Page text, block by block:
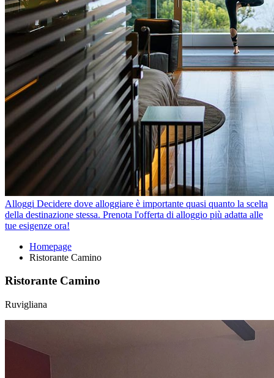
Alloggi Decidere dove alloggiare è importante quasi quanto la scelta
della destinazione stessa. Prenota l'offerta di alloggio più adatta alle
tue esigenze ora!
Homepage
Ristorante Camino
Ristorante Camino
Ruvigliana